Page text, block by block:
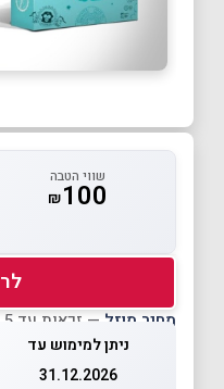
שווי הטבה
₪100
מחיר מוזל — זכאות עד 5 שוברים לחודש קלנדרי
ניתן למימוש עד
31.12.2026